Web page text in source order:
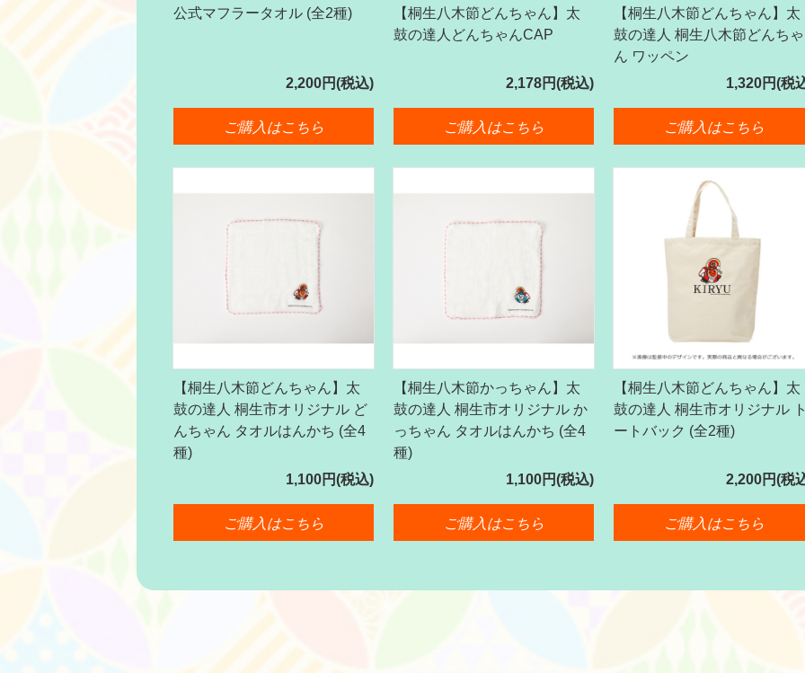
公式マフラータオル (全2種)
2,200円(税込)
ご購入はこちら
【桐生八木節どんちゃん】太
鼓の達人どんちゃんCAP
2,178円(税込)
ご購入はこちら
【桐生八木節どんちゃん】太
鼓の達人 桐生八木節どんちゃ
ん ワッペン
1,320円(税
ご購入はこちら
【桐生八木節どんちゃん】太
鼓の達人 桐生市オリジナル ど
んちゃん タオルはんかち (全4
種)
1,100円(税込)
ご購入はこちら
【桐生八木節かっちゃん】太
鼓の達人 桐生市オリジナル か
っちゃん タオルはんかち (全4
種)
1,100円(税込)
ご購入はこちら
【桐生八木節どんちゃん】太
鼓の達人 桐生市オリジナル
ートバック (全2種)
2,200円(税
ご購入はこちら